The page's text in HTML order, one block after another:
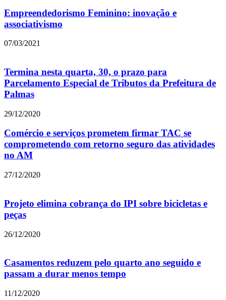
Empreendedorismo Feminino: inovação e
associativismo
07/03/2021
Termina nesta quarta, 30, o prazo para
Parcelamento Especial de Tributos da Prefeitura de
Palmas
29/12/2020
Comércio e serviços prometem firmar TAC se
comprometendo com retorno seguro das atividades
no AM
27/12/2020
Projeto elimina cobrança do IPI sobre bicicletas e
peças
26/12/2020
Casamentos reduzem pelo quarto ano seguido e
passam a durar menos tempo
11/12/2020